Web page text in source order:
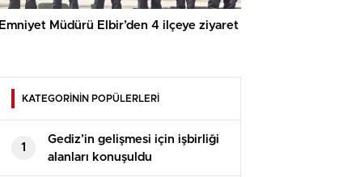
Emniyet Müdürü Elbir’den 4 ilçeye ziyaret
KATEGORİNİN POPÜLERLERİ
1
Gediz’in gelişmesi için işbirliği
alanları konuşuldu